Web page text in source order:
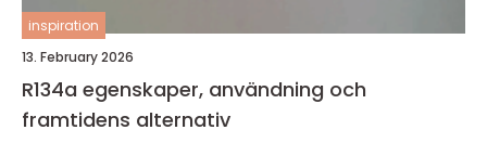
inspiration
13. February 2026
R134a egenskaper, användning och
framtidens alternativ